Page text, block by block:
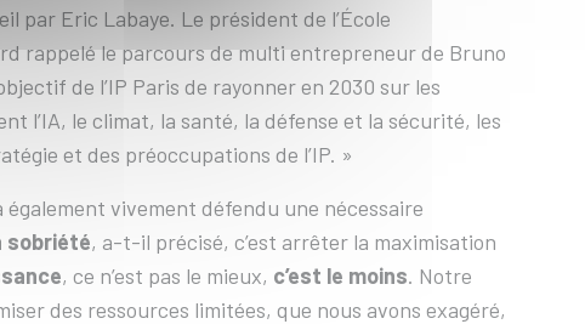
par Eric Labaye. Le président de l’École
rappelé le parcours de multi entrepreneur de Bruno
de l’IP Paris de rayonner en 2030 sur les
l’IA, le climat, la santé, la défense et la sécurité, les
et des préoccupations de l’IP. »
vivement défendu une nécessaire
sobriété, a-t-il précisé, c’est arrêter la maximisation
, ce n’est pas le mieux, c’est le moins. Notre
des ressources limitées, que nous avons exagéré,